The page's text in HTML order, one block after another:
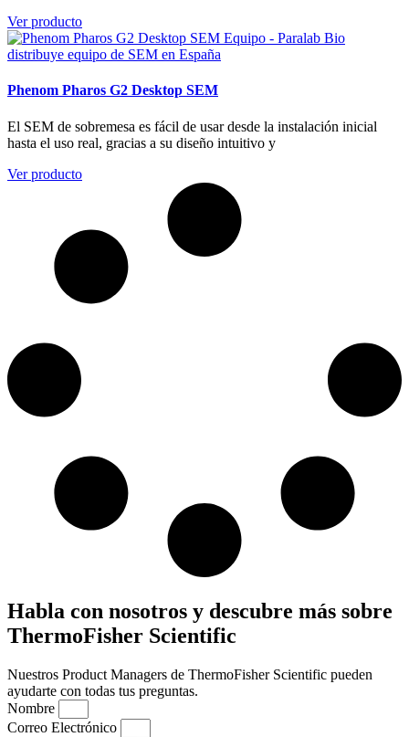
Ver producto
Phenom Pharos G2 Desktop SEM
El SEM de sobremesa es fácil de usar desde la instalación inicial
hasta el uso real, gracias a su diseño intuitivo y
Ver producto
Habla con nosotros y descubre más sobre
ThermoFisher Scientific
Nuestros Product Managers de ThermoFisher Scientific pueden
ayudarte con todas tus preguntas.
Nombre
Correo Electrónico